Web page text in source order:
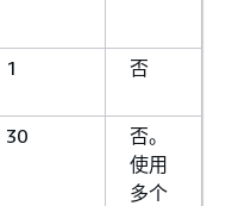
1 否
30
否。
使用
多个